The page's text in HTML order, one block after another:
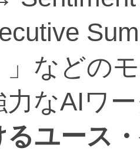
」などの
力なAIワ
ユース